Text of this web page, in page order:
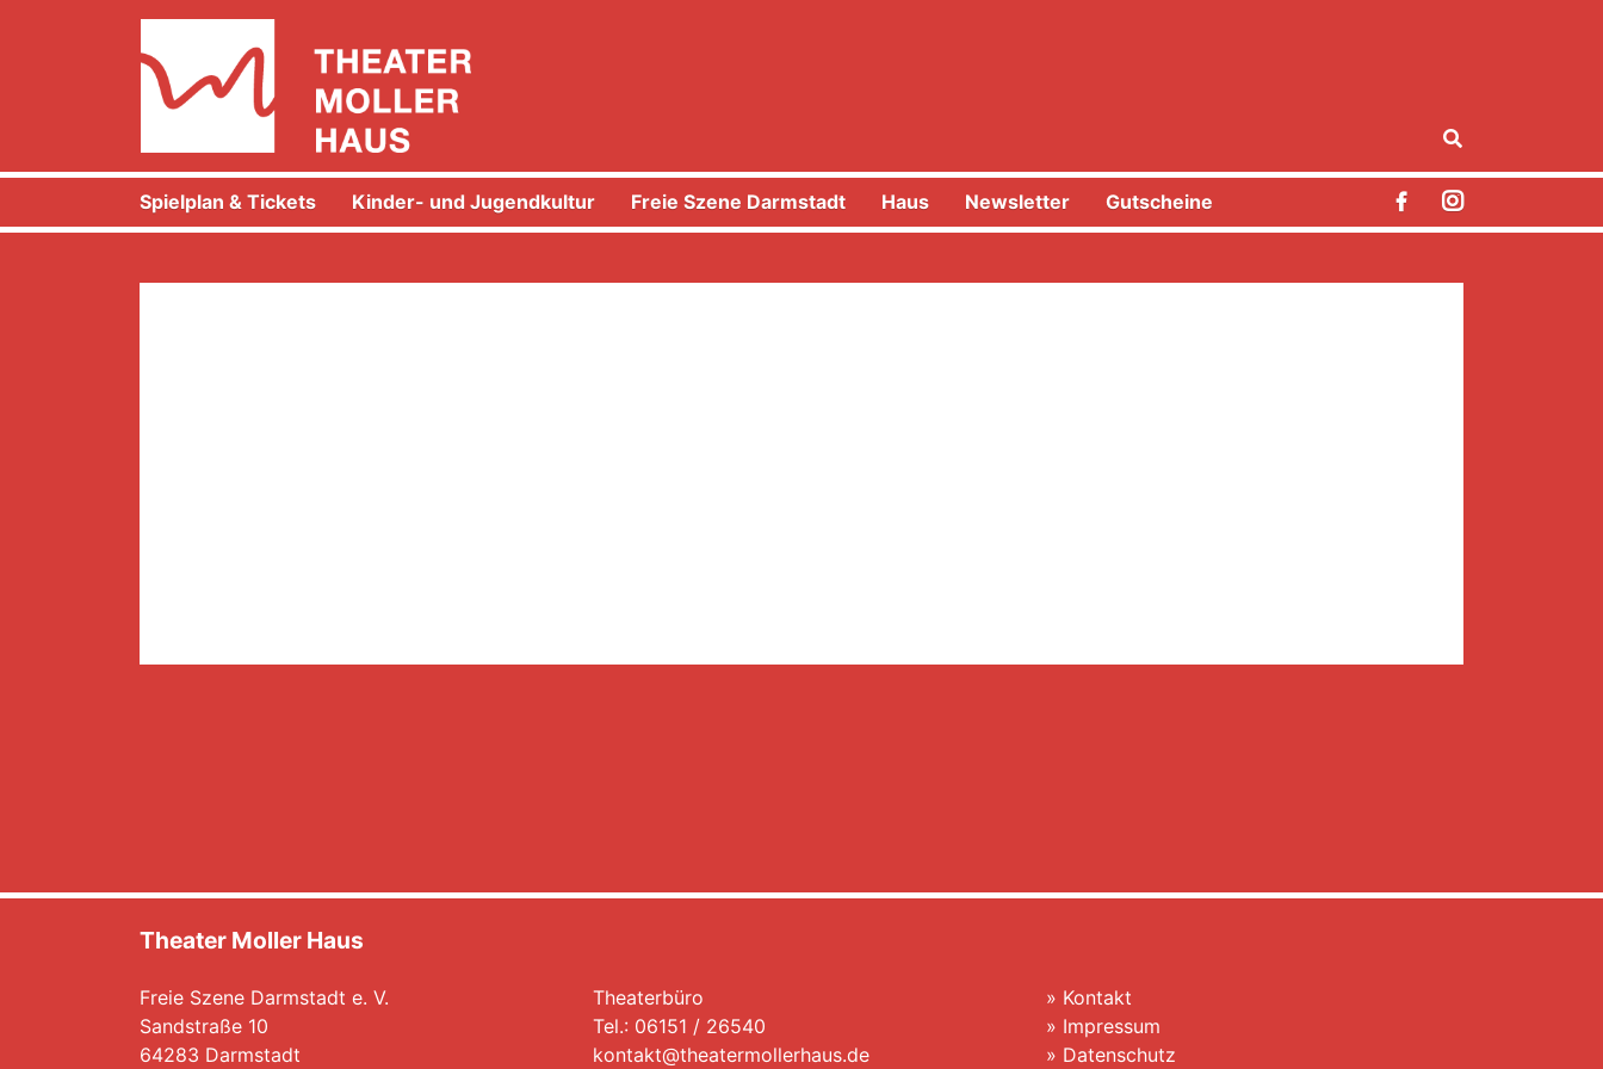
Spielplan & Tickets Kinder- und Jugendkultur Freie Szene Darmstadt Haus Newsletter Gutscheine
Theater Moller Haus
Freie Szene Darmstadt e. V.
Sandstraße 10
64283 Darmstadt
Theaterbüro
Tel.: 06151 / 26540
kontakt@theatermollerhaus.de
» Kontakt
» Impressum
» Datenschutz